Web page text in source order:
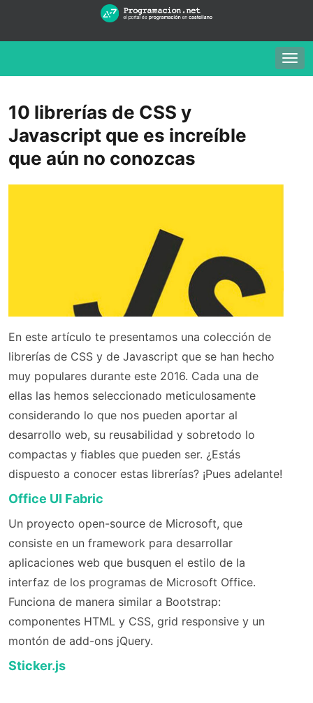
10 librerías de CSS y
Javascript que es increíble
que aún no conozcas
En este artículo te presentamos una colección de
librerías de CSS y de Javascript que se han hecho
muy populares durante este 2016. Cada una de
ellas las hemos seleccionado meticulosamente
considerando lo que nos pueden aportar al
desarrollo web, su reusabilidad y sobretodo lo
compactas y fiables que pueden ser. ¿Estás
dispuesto a conocer estas librerías? ¡Pues adelante!
Office UI Fabric
Un proyecto open-source de Microsoft, que
consiste en un framework para desarrollar
aplicaciones web que busquen el estilo de la
interfaz de los programas de Microsoft Office.
Funciona de manera similar a Bootstrap:
componentes HTML y CSS, grid responsive y un
montón de add-ons jQuery.
Sticker.js